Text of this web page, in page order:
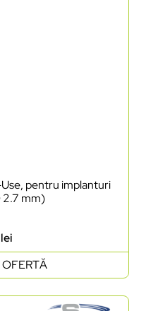
pentru implanturi
mm)
lei